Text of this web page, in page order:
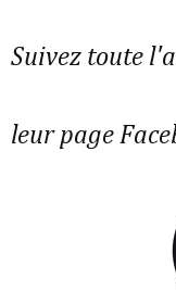
Suivez toute
leur page